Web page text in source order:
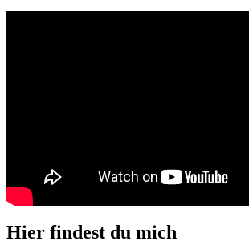
Hier findest du mich